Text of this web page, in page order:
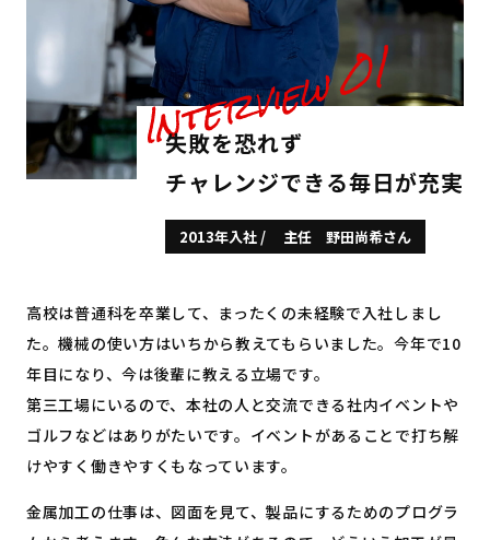
失敗を恐れず
チャレンジできる毎日が充実
2013年入社 / 主任 野田尚希さん
高校は普通科を卒業して、まったくの未経験で入社しまし
た。機械の使い方はいちから教えてもらいました。今年で10
年目になり、今は後輩に教える立場です。
第三工場にいるので、本社の人と交流できる社内イベントや
ゴルフなどはありがたいです。イベントがあることで打ち解
けやすく働きやすくもなっています。
金属加工の仕事は、図面を見て、製品にするためのプログラ